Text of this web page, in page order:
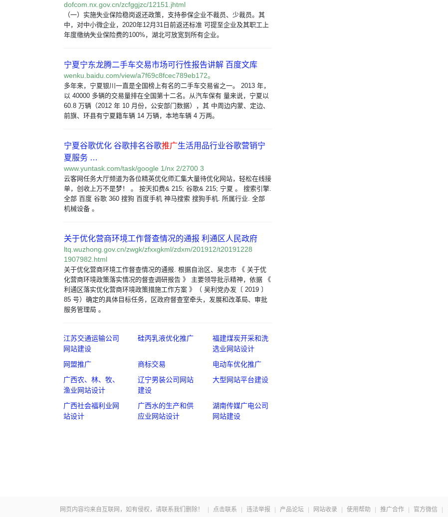
dofcom.nx.gov.cn/zcfggjzc/12151.jhtml
（一）实施失业保险稳岗返还政策，支持参保企业不裁员、少裁员。其
中，对中小微企业，2020年12月31日前返还标准 可提至企业及其职工上
年度缴纳失业保险费的100%，湖北可放宽到所有企业。
宁夏宁东龙腾二手车交易市场可行性报告讲解 百度文库
wenku.baidu.com/view/a7f69c8fcec789eb172。
多年来，宁夏银川一直是全国榜上有名的二手车交易省之一。 2013 年，
以 40000 多辆的交易量排在全国第十二名。从汽车保有 量来说，宁夏以
60.8 万辆（2012 年 10 月份，公安部门数据），其 中周边内蒙、定边、
前旗、环县有宁夏籍车辆 14 万辆，本地车辆 4 万两。
宁夏谷歌优化 谷歌排名谷歌推广生活用品行业谷歌营销宁
夏服务 …
www.yuntask.com/task/google 1/nx 2/2700 3
云客网任务大厅频道为各位精英优化师汇集大量待优化网站，轻松在线接
单，创收上万不是梦！ 。 按天扣费& 215; 谷歌& 215; 宁夏 。 搜索引擎.
全部 百度 谷歌 360 搜狗 百度手机 神马搜索 搜狗手机. 所属行业. 全部
机械设备 。
关于优化营商环境工作督查情况的通报 利通区人民政府
ltq.wuzhong.gov.cn/zwgk/zfxxgkml/zdxm/201912/t20191228
1907982.html
关于优化营商环境工作督查情况的通报. 根据自治区、吴忠市 《 关于优
化营商环境政策落实情况的督查调研报告 》 主要领导批示精神，依据 《
利通区落实优化营商环境政策措施工作方案 》（ 吴利党办发〔 2019 〕
85 号）确定的具体目标任务，区政府督查室牵头，发展和改革局、审批
服务管理局 。
江苏交通运输公司
网站建设
硅丙乳液优化推广
福建煤炭开采和洗
选业网站设计
网盟推广
商标交易
电动车优化推广
广西农、林、牧、
渔业网站设计
辽宁男装公司网站
建设
大型网站平台建设
广西社会福利业网
站设计
广西水的生产和供
应业网站设计
湖南传媒广电公司
网站建设
网页内容均来自互联网，如有侵权，请联系我们删除！ 点击联系 违法举报 产品论坛 网站收录 使用帮助 推广合作 官方微信